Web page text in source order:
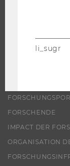
ANGEBOTE FÜR
FORSCHENDE
IMPACT DER
ORGANISATION
li_sugr
U
_guid